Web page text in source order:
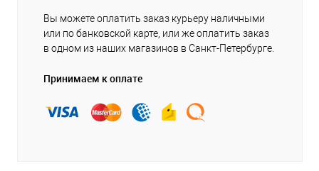
Вы можете оплатить заказ курьеру наличными
или по банковской карте, или же оплатить заказ
в одном из наших магазинов в Санкт-Петербурге.
Принимаем к оплате